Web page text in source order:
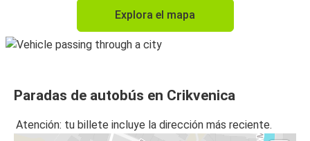
Explora el mapa
Paradas de autobús en Crikvenica
Atención: tu billete incluye la dirección más reciente.